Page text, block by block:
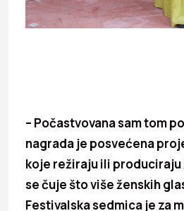
– Počastvovana sam tom
nagrada je posvećena
koje režiraju ili produciraju
se čuje što više ženskih
Festivalska sedmica je za